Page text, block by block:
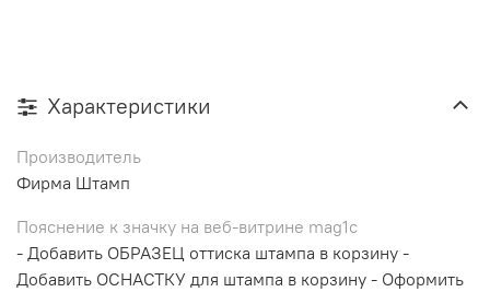
Характеристики
Производитель
Фирма Штамп
Пояснение к значку на веб-витрине mag1c
- Добавить ОБРАЗЕЦ оттиска штампа в корзину -
Добавить ОСНАСТКУ для штампа в корзину - Оформить